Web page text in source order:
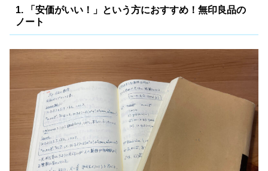
1. 「安価がいい！」という方におすすめ！無印良品の
ノート